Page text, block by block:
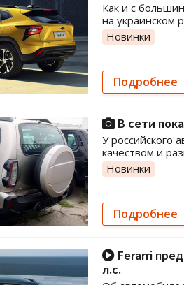
Как и с
на украинском
Новинки
Подробнее
В сети
У российского
качеством и
Новинки
Подробнее
Ferarri
л.с.